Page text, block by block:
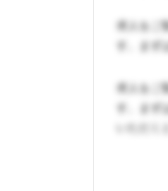
求人を
す。まず
求人を
す。ま
いただ